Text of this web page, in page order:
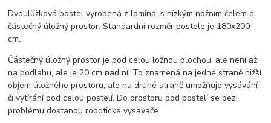
Dvoulůžková postel vyrobená z lamina, s nízkým nožním čelem a
částečný úložný prostor. Standardní rozměr postele je 180x200
cm.
Částečný úložný prostor je pod celou ložnou plochou, ale není až
na podlahu, ale je 20 cm nad ní. To znamená na jedné straně nižší
objem úložného prostoru, ale na druhé straně umožňuje vysávání
či vytírání pod celou postelí. Do prostoru pod postelí se bez
problému dostanou robotické vysavače.